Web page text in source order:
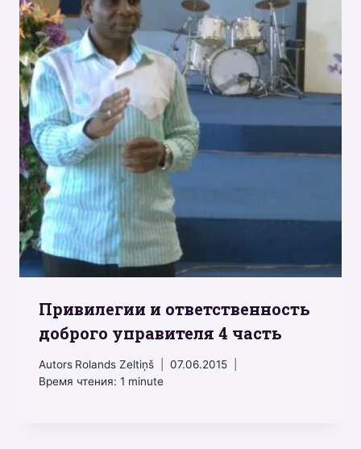
Привилегии и ответственность
доброго управителя 4 часть
Autors Rolands Zeltiņš
07.06.2015
Время чтения: 1 minute